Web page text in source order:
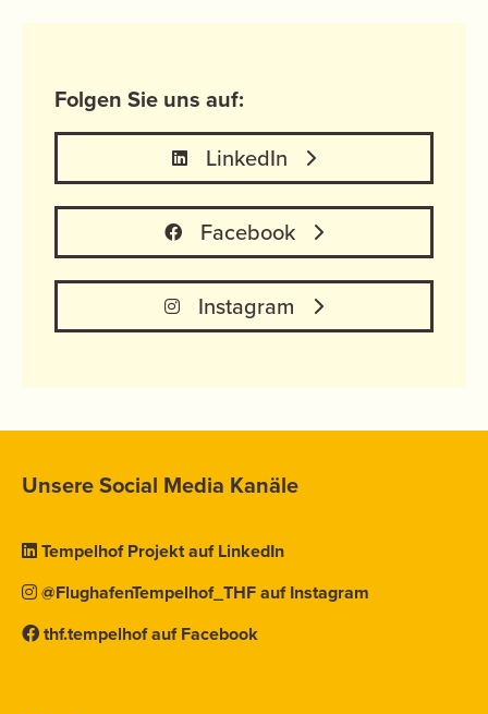
Folgen Sie uns auf:
LinkedIn
Facebook
Instagram
Unsere Social Media Kanäle
Tempelhof Projekt auf LinkedIn
@FlughafenTempelhof_THF auf Instagram
thf.tempelhof auf Facebook